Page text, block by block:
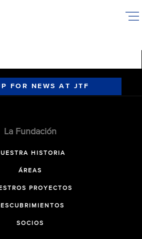
FOR NEWS AT JTF
La Fundación
HISTORIA
ÁREAS
PROYECTOS
SOCIOS